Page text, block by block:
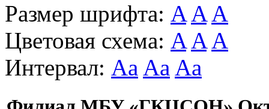
Размер шрифта: A A A
Цветовая схема: A A A
Интервал: Aa Aa Aa